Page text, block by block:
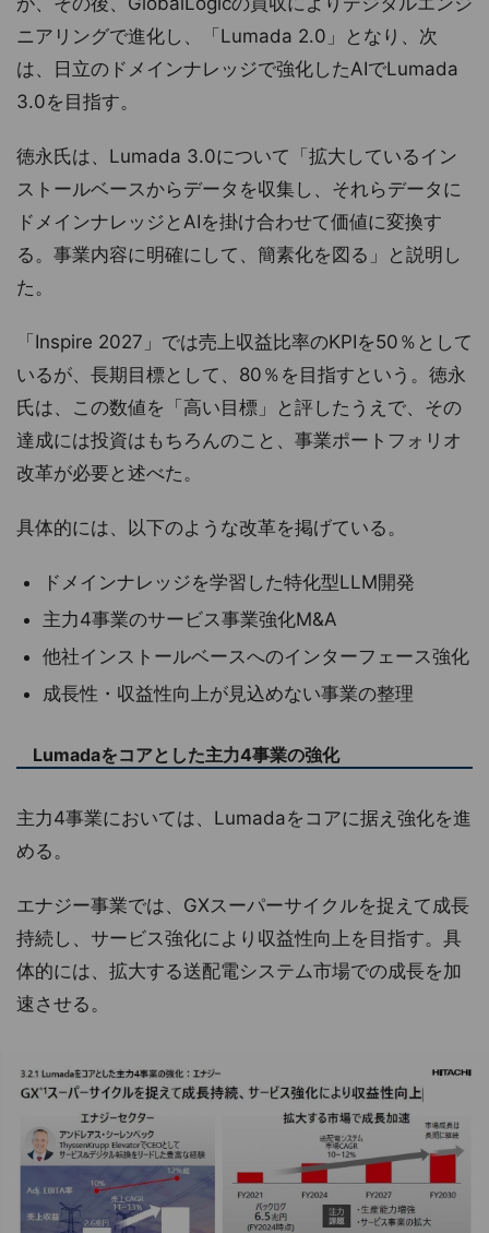
ニアリングで進化し、「Lumada 2.0」となり、次
は、日立のドメインナレッジで強化したAIでLumada
3.0を目指す。
徳永氏は、Lumada 3.0について「拡大しているイン
ストールベースからデータを収集し、それらデータに
ドメインナレッジとAIを掛け合わせて価値に変換す
る。事業内容に明確にして、簡素化を図る」と説明し
た。
「Inspire 2027」では売上収益比率のKPIを50％として
いるが、長期目標として、80％を目指すという。徳永
氏は、この数値を「高い目標」と評したうえで、その
達成には投資はもちろんのこと、事業ポートフォリオ
改革が必要と述べた。
具体的には、以下のような改革を掲げている。
ドメインナレッジを学習した特化型LLM開発
主力4事業のサービス事業強化M&A
他社インストールベースへのインターフェース強化
成長性・収益性向上が見込めない事業の整理
Lumadaをコアとした主力4事業の強化
主力4事業においては、Lumadaをコアに据え強化を進
める。
エナジー事業では、GXスーパーサイクルを捉えて成長
持続し、サービス強化により収益性向上を目指す。具
体的には、拡大する送配電システム市場での成長を加
速させる。